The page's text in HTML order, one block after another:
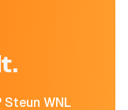
Steun WNL